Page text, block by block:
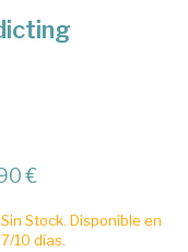
€
Sin Stock. Disponible en
7/10 días.